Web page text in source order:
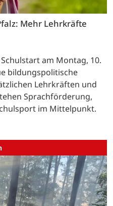
Mehr Lehrkräfte
am Montag, 10.
bildungspolitische
Lehrkräften und
Sprachförderung,
im Mittelpunkt.